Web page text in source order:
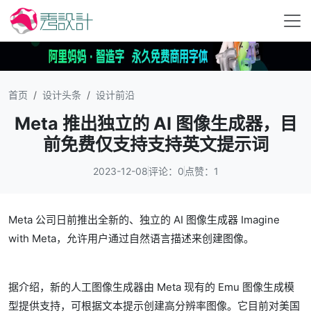
首页 设计头条 设计前沿
Meta 推出独立的 AI 图像生成器，目
前免费仅支持支持英文提示词
2023-12-08评论：0 点赞：1
Meta 公司日前推出全新的、独立的 AI 图像生成器 Imagine
with Meta，允许用户通过自然语言描述来创建图像。
据介绍，新的人工图像生成器由 Meta 现有的 Emu 图像生成模
型提供支持，可根据文本提示创建高分辨率图像。它目前对美国